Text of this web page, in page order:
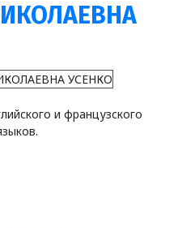
и французского